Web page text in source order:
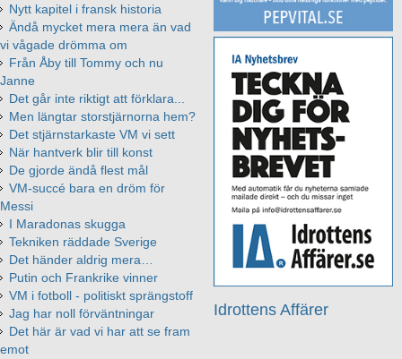
Idrottens Affärer
Nytt kapitel i fransk historia
Ändå mycket mera mera än vad
vi vågade drömma om
Från Åby till Tommy och nu
Janne
Det går inte riktigt att förklara...
Men längtar storstjärnorna hem?
Det stjärnstarkaste VM vi sett
När hantverk blir till konst
De gjorde ändå flest mål
VM-succé bara en dröm för
Messi
I Maradonas skugga
Tekniken räddade Sverige
Det händer aldrig mera…
Putin och Frankrike vinner
VM i fotboll - politiskt sprängstoff
Jag har noll förväntningar
Det här är vad vi har att se fram
emot